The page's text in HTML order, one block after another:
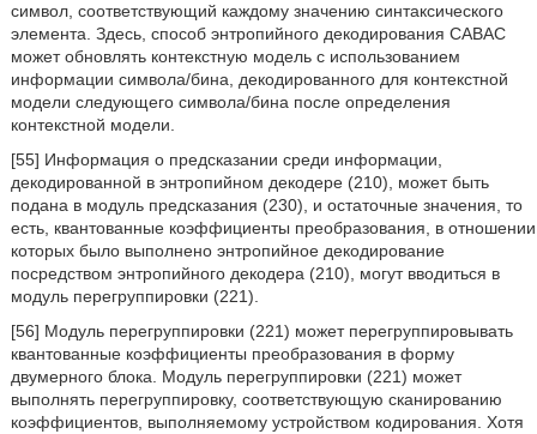
символ, соответствующий каждому значению синтаксического
элемента. Здесь, способ энтропийного декодирования CABAC
может обновлять контекстную модель с использованием
информации символа/бина, декодированного для контекстной
модели следующего символа/бина после определения
контекстной модели.
[55] Информация о предсказании среди информации,
декодированной в энтропийном декодере (210), может быть
подана в модуль предсказания (230), и остаточные значения, то
есть, квантованные коэффициенты преобразования, в отношении
которых было выполнено энтропийное декодирование
посредством энтропийного декодера (210), могут вводиться в
модуль перегруппировки (221).
[56] Модуль перегруппировки (221) может перегруппировывать
квантованные коэффициенты преобразования в форму
двумерного блока. Модуль перегруппировки (221) может
выполнять перегруппировку, соответствующую сканированию
коэффициентов, выполняемому устройством кодирования. Хотя